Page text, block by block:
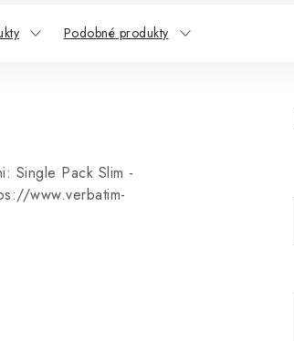
Podobné produkty
Single Pack Slim -
www.verbatim-